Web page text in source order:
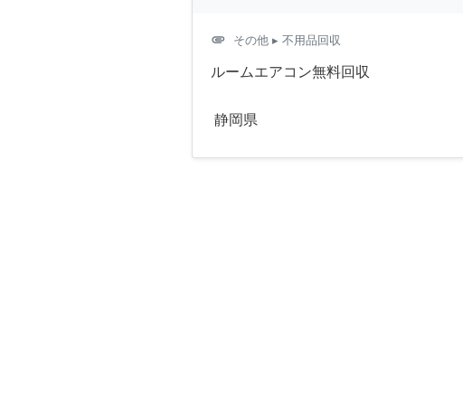
attachment その他 ▸ 不用品回収
ルームエアコン無料回収
静岡県